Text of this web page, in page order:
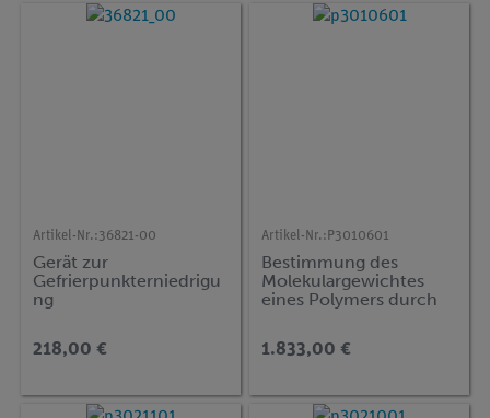
Artikel-Nr.:36821-00
Gerät zur
Gefrierpunkterniedrigu
ng
218,00 €
Artikel-Nr.: P3010601
Bestimmung des
Molekulargewichtes
eines Polymers durch
1.833,00 €